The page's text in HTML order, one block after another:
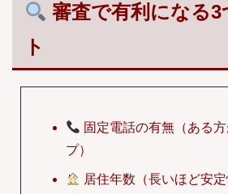
審査で有利になる
ト
固定電話の有無（ある
プ）
居住年数（長いほど安